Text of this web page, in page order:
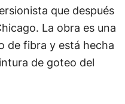
que después
La obra es una
de fibra y está hecha
de goteo del